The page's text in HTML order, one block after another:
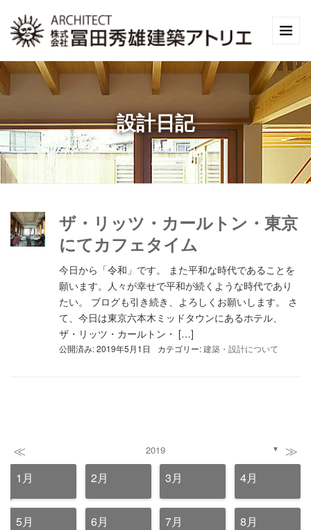
設計日記
ザ・リッツ・カールトン・東京
にてカフェタイム
今日から「令和」です。 また平和な時代であることを
願います。人々が幸せで平和が続くような時代であり
たい。 ブログも引き続き、よろしくお願いします。 さ
て、今日は東京六本木ミッドタウンにあるホテル、
ザ・リッツ・カールトン・ […]
公開済み: 2019年5月1日 カテゴリー:建築・設計について
≪ 2019 ▼ ≫
1月 2月 3月 4月
5月 6月 7月 8月